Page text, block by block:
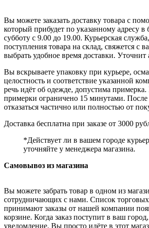
Вы можете заказать доставку товара с
который прибудет по указанному адресу в
субботу с 9.00 до 19.00. Курьерская
поступления товара на склад, свяжется с
выбрать удобное время доставки. Уточнит
Вы вскрываете упаковку при курьере,
целостность и соответствие указанной
речь идёт об одежде, допустима
примерки ограничено 15 минутами.
отказаться частично или полностью от
Доставка бесплатна при заказе от 3000
*Действует ли в вашем городе
уточняйте у менеджера магазина.
Самовывоз из магазина
Вы можете забрать товар в одном из
сотрудничающих с нами. Список торговых
принимают заказы от нашей компании
корзине. Когда заказ поступит в ваш
уведомление. Вы просто идёте в этот